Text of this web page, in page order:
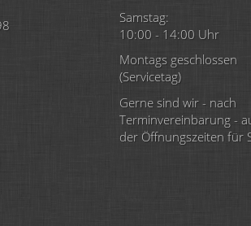
Samstag:
10:00 - 14:00 Uhr
Montags geschlossen
(Servicetag)
Gerne sind wir - nach
Terminvereinbarung -
der Öffnungszeiten für